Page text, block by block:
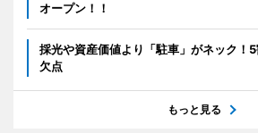
オープン！！
採光や資産価値より「駐車」がネック！
欠点
もっと見る